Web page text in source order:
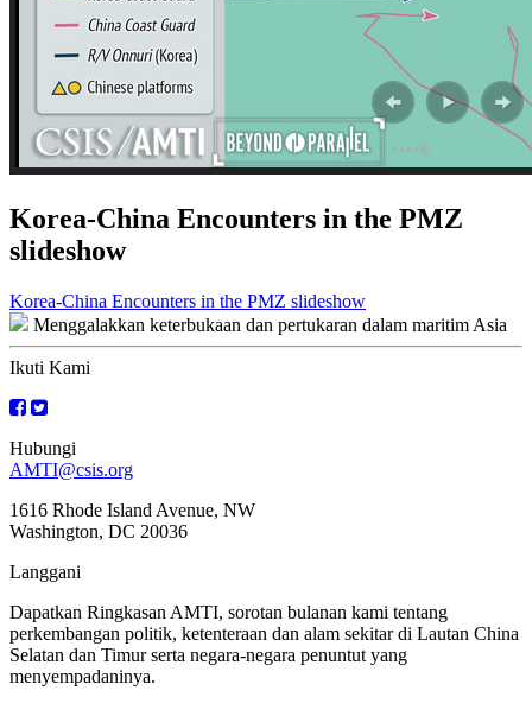
Korea-China Encounters in the PMZ
slideshow
Navigasi
kiriman
Korea-China Encounters in the PMZ slideshow
Menggalakkan keterbukaan dan pertukaran dalam maritim Asia
Ikuti Kami
Hubungi
AMTI@csis.org
1616 Rhode Island Avenue, NW
Washington, DC 20036
Langgani
Dapatkan Ringkasan AMTI, sorotan bulanan kami tentang
perkembangan politik, ketenteraan dan alam sekitar di Lautan China
Selatan dan Timur serta negara-negara penuntut yang
menyempadaninya.